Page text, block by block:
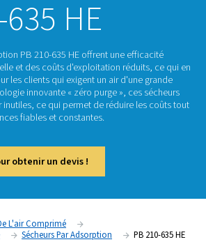
635 HE
PB 210-635 HE offrent une
pour les clients qui exigent un air
innovante « zéro purge »,
d'air inutiles, ce qui permet de réduire